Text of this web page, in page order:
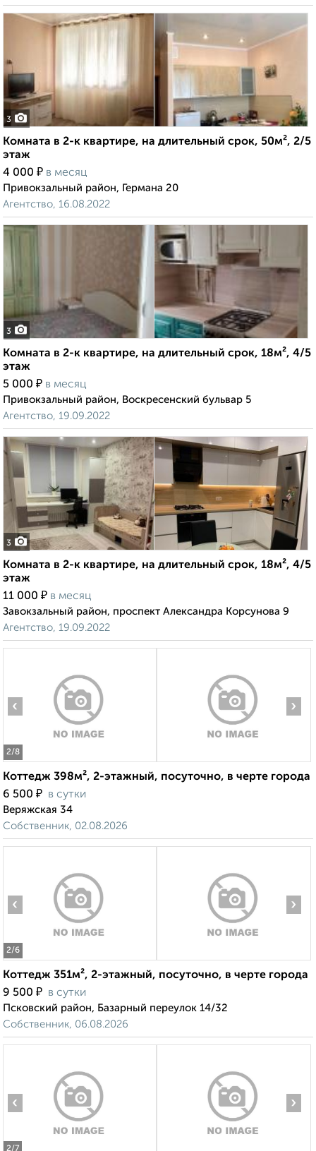
3
Комната в 2-к квартире, на длительный срок, 50м², 2/5
этаж
4 000 ₽ в месяц
Привокзальный район, Германа 20
Агентство, 16.08.2022
3
Комната в 2-к квартире, на длительный срок, 18м², 4/5
этаж
5 000 ₽ в месяц
Привокзальный район, Воскресенский бульвар 5
Агентство, 19.09.2022
3
Комната в 2-к квартире, на длительный срок, 18м², 4/5
этаж
11 000 ₽ в месяц
Завокзальный район, проспект Александра Корсунова 9
Агентство, 19.09.2022
2/8
‹ ›
Коттедж 398м², 2-этажный, посуточно, в черте города
6 500 ₽ в сутки
Веряжская 34
Собственник, 02.08.2026
2/6
‹ ›
Коттедж 351м², 2-этажный, посуточно, в черте города
9 500 ₽ в сутки
Псковский район, Базарный переулок 14/32
Собственник, 06.08.2026
2/7
‹ ›